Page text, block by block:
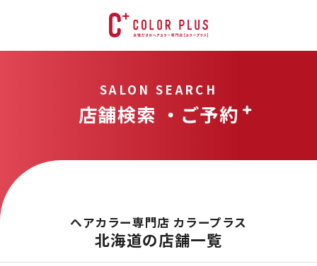
SALON SEARCH
店舗検索 ・ご予約
ヘアカラー専門店 カラープラス
北海道の店舗一覧